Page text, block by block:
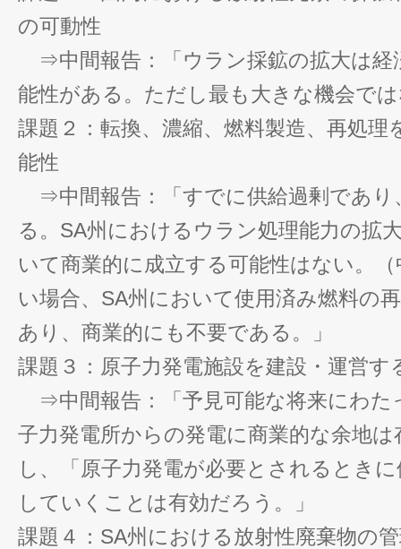
の可動性
⇒中間報告：「ウラン採鉱の拡大は経
能性がある。ただし最も大きな機会で
課題２：転換、濃縮、燃料製造、再処理
能性
⇒中間報告：「すでに供給過剰であり
る。SA州におけるウラン処理能力の拡
いて商業的に成立する可能性はない。
い場合、SA州において使用済み燃料の
あり、商業的にも不要である。」
課題３：原子力発電施設を建設・運営す
⇒中間報告：「予見可能な将来にわた
子力発電所からの発電に商業的な余地
し、「原子力発電が必要とされるとき
していくことは有効だろう。」
課題４：SA州における放射性廃棄物の